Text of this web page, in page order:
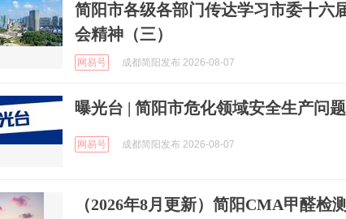
简阳市各级各部门传达学习市委十六
会精神（三）
网易号 成都简阳发布 2026-08-07
曝光台 | 简阳市危化领域安全生产问
网易号 成都简阳发布 2026-08-07
（2026年8月更新）简阳CMA甲醛检